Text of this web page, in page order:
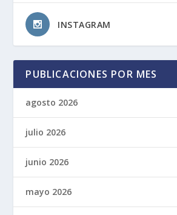
INSTAGRAM
PUBLICACIONES POR MES
agosto 2026
julio 2026
junio 2026
mayo 2026